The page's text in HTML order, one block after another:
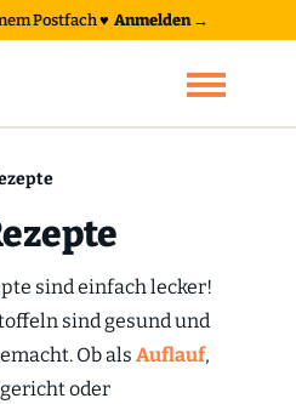
Postfach♥ Anmelden →
sind einfach lecker!
sind gesund und
Ob als Auflauf,
oder